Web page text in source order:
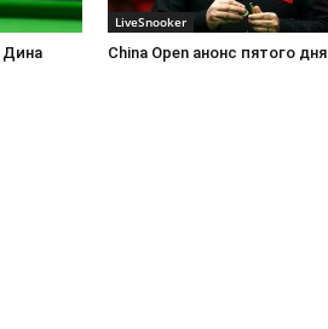
Дина
LiveSnooker
China Open анонс пятого дня